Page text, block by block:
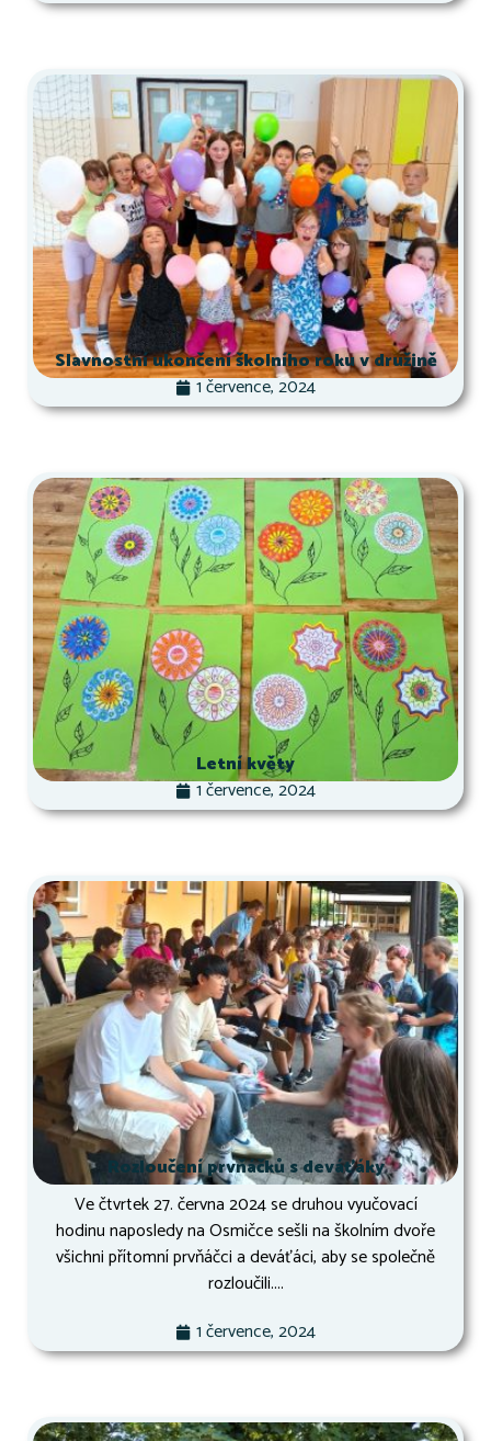
Slavnostní ukončení školního roku v družině
1 července, 2024
Letní květy
1 července, 2024
Rozloučení prvňáčků s deváťáky
Ve čtvrtek 27. června 2024 se druhou vyučovací
hodinu naposledy na Osmičce sešli na školním dvoře
všichni přítomní prvňáčci a deváťáci, aby se společně
rozloučili....
1 července, 2024